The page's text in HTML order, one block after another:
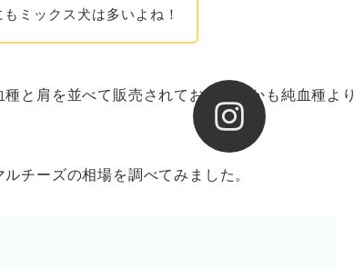
ミックス犬は多いよね！
と肩を並べて販売されており、しかも純血種より
チーズの相場を調べてみました。